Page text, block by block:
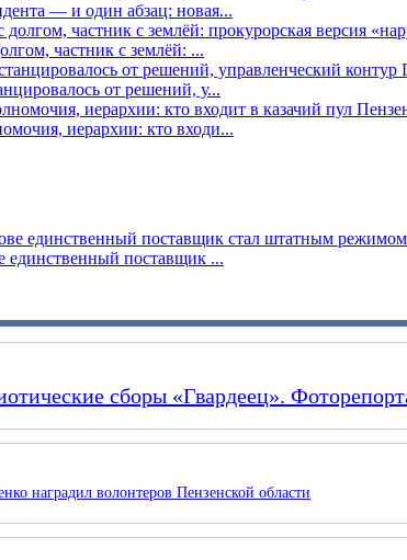
— и один абзац: новая...
частник с землёй: ...
от решений, у...
иерархии: кто входи...
единственный поставщик ...
сборы «Гвардеец».
наградил волонтеров Пензенской области